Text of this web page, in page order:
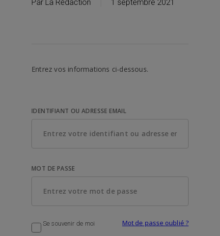
Par La Rédaction 1 septembre 2021
Entrez vos informations ci-dessous.
IDENTIFIANT OU ADRESSE EMAIL
MOT DE PASSE
Se souvenir de moi Mot de passe oublié ?